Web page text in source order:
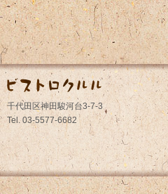
千代田区神田駿河台3-7-3
Tel. 03-5577-6682